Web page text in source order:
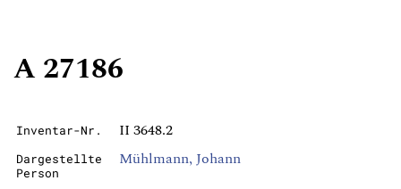
A 27186
Inventar-Nr. II 3648.2
Dargestellte
Person
Mühlmann, Johann